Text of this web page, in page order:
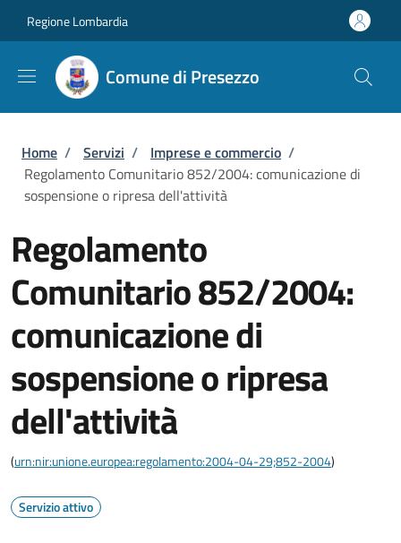
Regione Lombardia
Comune di Presezzo
Briciole di pane
Home / Servizi / Imprese e commercio /
Regolamento Comunitario 852/2004: comunicazione di
sospensione o ripresa dell'attività
Regolamento
Comunitario 852/2004:
comunicazione di
sospensione o ripresa
dell'attività
(urn:nir:unione.europea:regolamento:2004-04-29;852-2004)
Servizio attivo